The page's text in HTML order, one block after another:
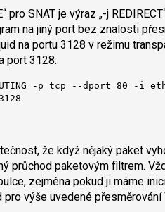
pro SNAT je výraz „-j
na jiný port bez znalosti
na portu 3128 v režimu
port 3128:
-p tcp --dport 80 -i
že když nějaký paket
průchod paketovým filtrem.
zejména pokud ji máme
pro výše uvedené